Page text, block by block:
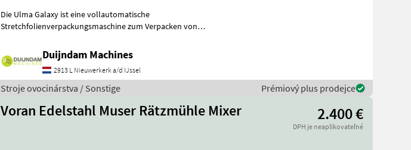
Die Ulma Galaxy ist eine vollautomatische
Stretchfolienverpackungsmaschine zum Verpacken von
Duijndam Machines
2913 L Nieuwerkerk a/d IJssel
Stroje ovocinárstva / Sonstige Prémiový plus prodejce
Voran Edelstahl Muser Rätzmühle Mixer 2.400 €
DPH je neaplikovateľné